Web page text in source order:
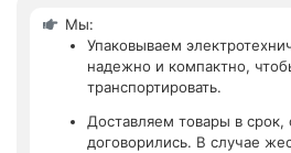
Мы:
Упаковываем
надежно и компактно,
транспортировать.
Доставляем товары в
договорились. В случае